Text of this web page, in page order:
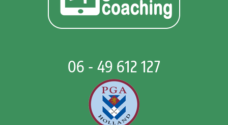
06 - 49 612 127